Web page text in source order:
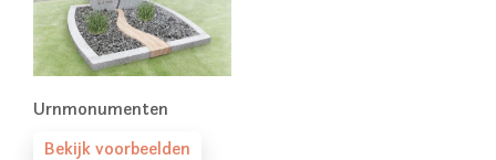
Urnmonumenten
Bekijk voorbeelden